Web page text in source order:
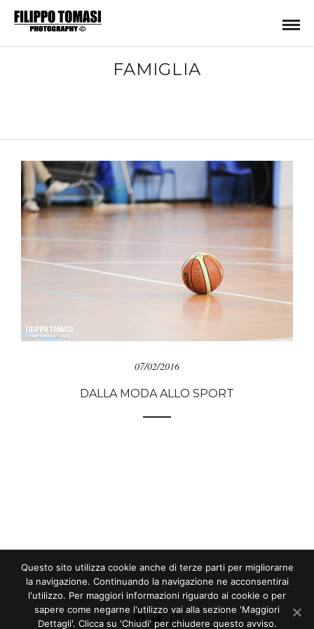
FAMIGLIA
07/02/2016
DALLA MODA ALLO SPORT
Questo sito utilizza cookie anche di terze parti per migliorarne
la navigazione. Continuando la navigazione ne acconsentirai
l'utilizzo. Per maggiori informazioni riguardo ai cookie o per
sapere come negarne l'utilizzo vai alla sezione 'Maggiori
Dettagli'. Clicca su 'Chiudi' per chiudere questo avviso.